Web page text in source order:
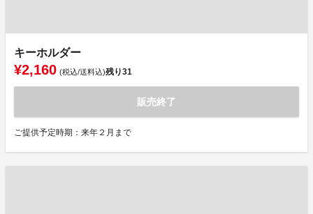
キーホルダー
¥2,160 (税込/送料込)残り31
販売終了
ご提供予定時期：来年２月まで